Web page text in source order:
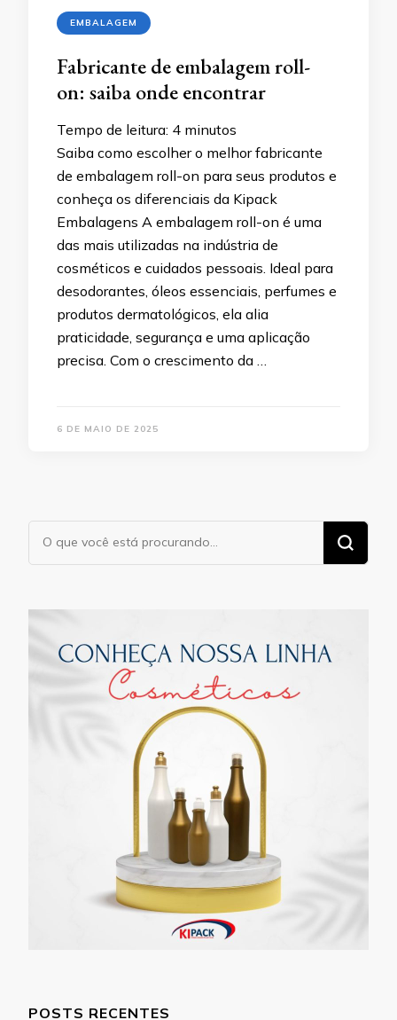
EMBALAGEM
Fabricante de embalagem roll-
on: saiba onde encontrar
Tempo de leitura: 4 minutos
Saiba como escolher o melhor fabricante
de embalagem roll-on para seus produtos e
conheça os diferenciais da Kipack
Embalagens A embalagem roll-on é uma
das mais utilizadas na indústria de
cosméticos e cuidados pessoais. Ideal para
desodorantes, óleos essenciais, perfumes e
produtos dermatológicos, ela alia
praticidade, segurança e uma aplicação
precisa. Com o crescimento da …
6 DE MAIO DE 2025
Procurando
algo?
POSTS RECENTES